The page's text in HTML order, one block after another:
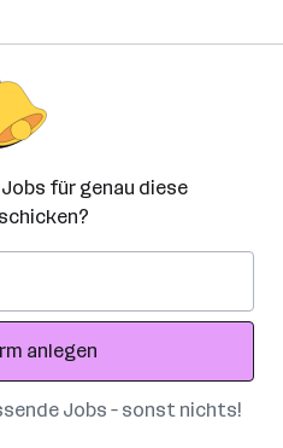
für genau diese
anlegen
Jobs – sonst nichts!